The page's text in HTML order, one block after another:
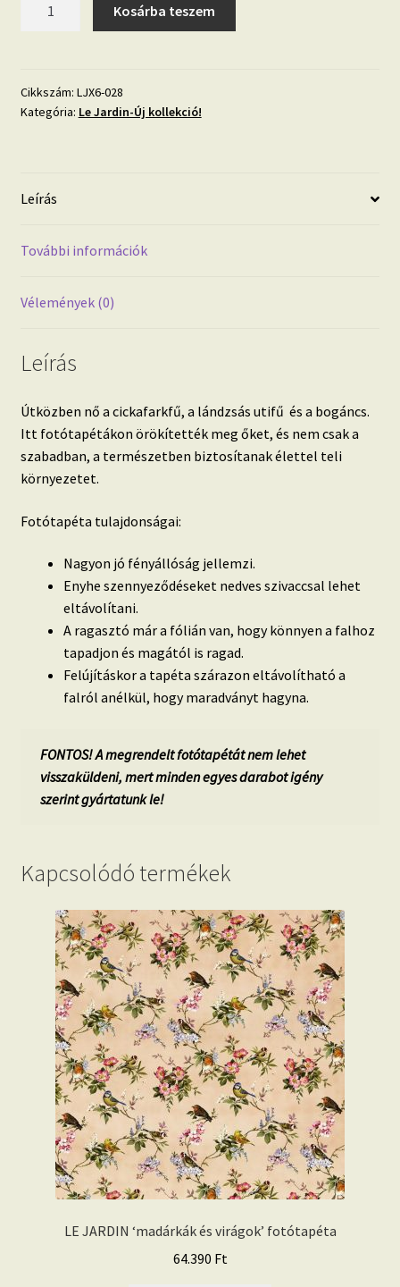
mennyiség
Kosárba teszem
Cikkszám: LJX6-028
Kategória: Le Jardin-Új kollekció!
Leírás
További információk
Vélemények (0)
Leírás
Útközben nő a cickafarkfű, a lándzsás utifű és a bogáncs.
Itt fotótapétákon örökítették meg őket, és nem csak a
szabadban, a természetben biztosítanak élettel teli
környezetet.
Fotótapéta tulajdonságai:
Nagyon jó fényállóság jellemzi.
Enyhe szennyeződéseket nedves szivaccsal lehet
eltávolítani.
A ragasztó már a fólián van, hogy könnyen a falhoz
tapadjon és magától is ragad.
Felújításkor a tapéta szárazon eltávolítható a
falról anélkül, hogy maradványt hagyna.
FONTOS! A megrendelt fotótapétát nem lehet
visszaküldeni, mert minden egyes darabot igény
szerint gyártatunk le!
Kapcsolódó termékek
LE JARDIN ‘madárkák és virágok’ fotótapéta
64.390 Ft